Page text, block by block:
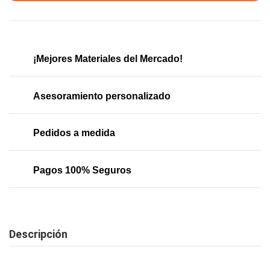
¡Mejores Materiales del Mercado!
Asesoramiento personalizado
Pedidos a medida
Pagos 100% Seguros
Descripción